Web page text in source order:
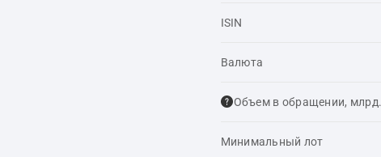
ISIN
Валюта
Объем в обращении, млрд.
Минимальный лот